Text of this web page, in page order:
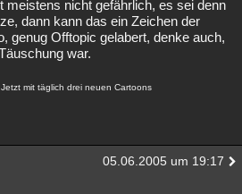
meistens nicht gefährlich, es sei denn
dann kann das ein Zeichen der
genug Offtopic gelabert, denke auch,
war.
mit täglich drei neuen Cartoons
05.06.2005 um 19:17